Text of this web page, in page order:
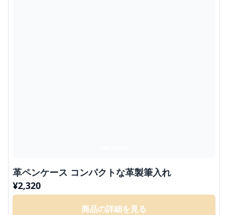
革ペンケース コンパクトな革製筆入れ
¥2,320
商品の詳細を見る